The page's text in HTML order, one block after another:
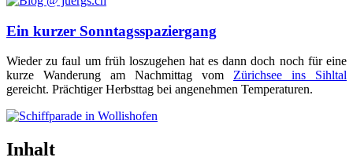
Ein kurzer Sonntagsspaziergang
Wie­der zu faul um früh los­zu­ge­hen hat es dann doch noch für eine
kur­ze Wan­de­rung am Nach­mit­tag vom Zürich­see ins Sihl­tal
gereicht. Präch­ti­ger Herbst­tag bei ange­neh­men Temperaturen.
Inhalt